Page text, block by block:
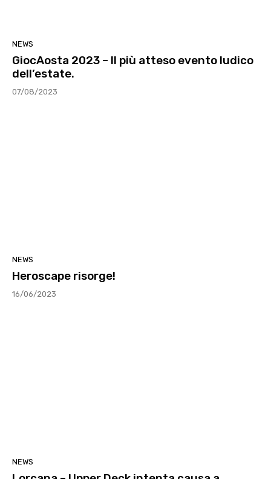
NEWS
GiocAosta 2023 – Il più atteso evento ludico
dell’estate.
07/08/2023
NEWS
Heroscape risorge!
16/06/2023
NEWS